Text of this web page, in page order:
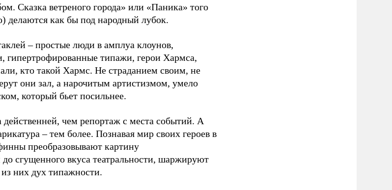
Сказка ветреного города» или «Паника» того
как бы под народный лубок.
– простые люди в амплуа клоунов,
гипертрофированные типажи, герои Хармса,
кто такой Хармс. Не страданием своим, не
они зал, а нарочитым артистизмом, умело
который бьет посильнее.
действенней, чем репортаж с места событий. А
– тем более. Познавая мир своих героев в
преобразовывают картину
до сгущенного вкуса театральности, шаржируют
из них дух типажности.